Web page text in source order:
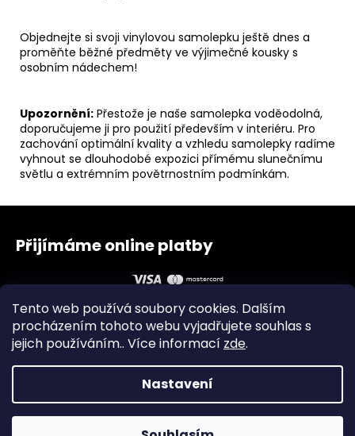
Tento web používá soubory cookies. Dalším
procházením tohoto webu vyjadřujete souhlas s
jejich používáním.. Více informací zde.
Nastavení
Objednejte si svoji vinylovou samolepku ještě dnes a
proměňte běžné předměty ve výjimečné kousky s
osobním nádechem!
Upozornění: Přestože je naše samolepka voděodolná,
doporučujeme ji pro použití především v interiéru. Pro
zachování optimální kvality a vzhledu samolepky radíme
vyhnout se dlouhodobé expozici přímému slunečnímu
světlu a extrémním povětrnostním podmínkám.
Z
t
Přijímáme online platby
Obchodní podmínky Zásady ochrany osobních údajů
Vytvořil Shoptet